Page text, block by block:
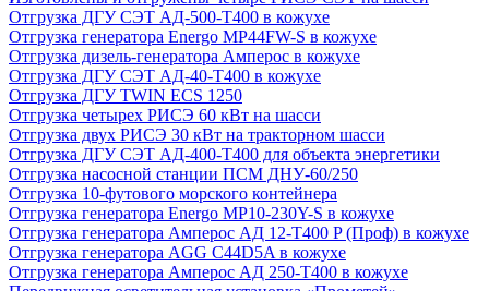
Отгрузка ДГУ СЭТ АД-500-Т400 в кожухе
Отгрузка генератора Energo MP44FW-S в кожухе
Отгрузка дизель-генератора Амперос в кожухе
Отгрузка ДГУ СЭТ АД-40-Т400 в кожухе
Отгрузка ДГУ TWIN ECS 1250
Отгрузка четырех РИСЭ 60 кВт на шасси
Отгрузка двух РИСЭ 30 кВт на тракторном шасси
Отгрузка ДГУ СЭТ АД-400-Т400 для объекта энергетики
Отгрузка насосной станции ПСМ ДНУ-60/250
Отгрузка 10-футового морского контейнера
Отгрузка генератора Energo MP10-230Y-S в кожухе
Отгрузка генератора Амперос АД 12-Т400 P (Проф) в кожухе
Отгрузка генератора AGG C44D5A в кожухе
Отгрузка генератора Амперос АД 250-Т400 в кожухе